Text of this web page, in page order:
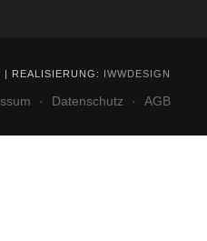
REALISIERUNG: IWWDESIGN
Datenschutz AGB